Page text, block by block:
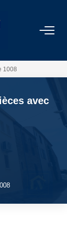
1008
avec